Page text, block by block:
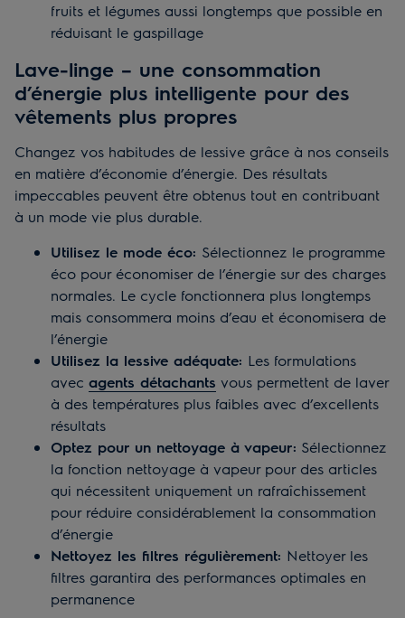
fruits et légumes aussi longtemps que possible en
réduisant le gaspillage
Lave-linge – une consommation
d’énergie plus intelligente pour des
vêtements plus propres
Changez vos habitudes de lessive grâce à nos conseils
en matière d’économie d’énergie. Des résultats
impeccables peuvent être obtenus tout en contribuant
à un mode vie plus durable.
Utilisez le mode éco: Sélectionnez le programme
éco pour économiser de l’énergie sur des charges
normales. Le cycle fonctionnera plus longtemps
mais consommera moins d’eau et économisera de
l’énergie
Utilisez la lessive adéquate: Les formulations
avec agents détachants vous permettent de laver
à des températures plus faibles avec d’excellents
résultats
Optez pour un nettoyage à vapeur: Sélectionnez
la fonction nettoyage à vapeur pour des articles
qui nécessitent uniquement un rafraîchissement
pour réduire considérablement la consommation
d’énergie
Nettoyez les filtres régulièrement: Nettoyer les
filtres garantira des performances optimales en
permanence